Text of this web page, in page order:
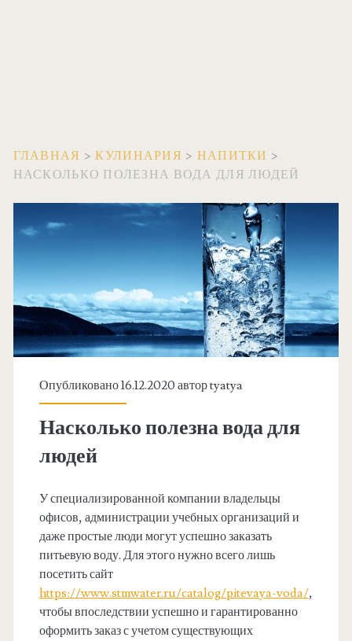
ГЛАВНАЯ >КУЛИНАРИЯ > НАПИТКИ >
НАСКОЛЬКО ПОЛЕЗНА ВОДА ДЛЯ ЛЮДЕЙ
Опубликовано 16.12.2020 авторtyatya
Насколько полезна вода для
людей
У специализированной компании владельцы
офисов, администрации учебных организаций и
даже простые люди могут успешно заказать
питьевую воду. Для этого нужно всего лишь
посетить сайт
https://www.stmwater.ru/catalog/pitevaya-voda/,
чтобы впоследствии успешно и гарантированно
оформить заказ с учетом существующих